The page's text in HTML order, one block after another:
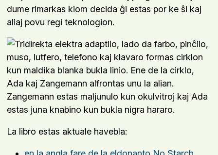
dume rimarkas kiom decida ĝi estas por ke ŝi kaj
aliaj povu regi teknologion.
La libro estas aktuale havebla: